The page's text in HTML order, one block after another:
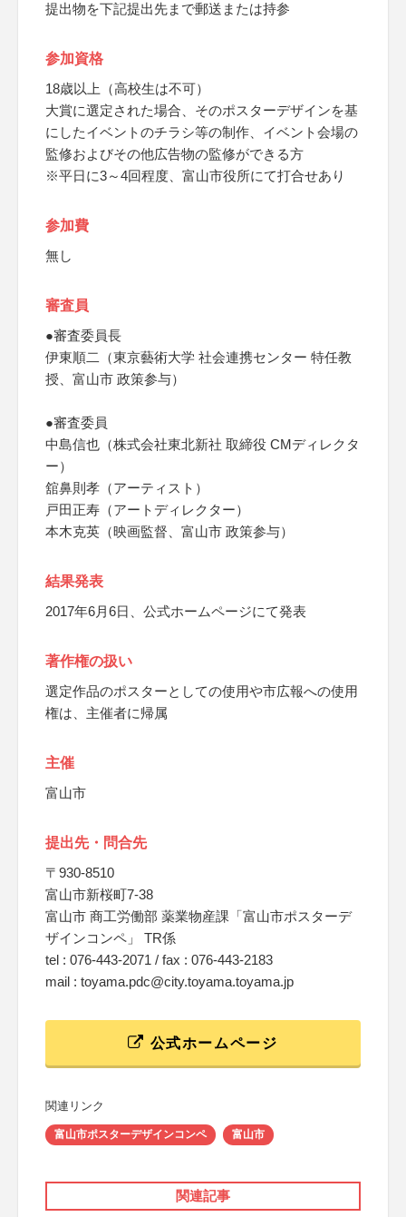
提出物を下記提出先まで郵送または持参
参加資格
18歳以上（高校生は不可）
大賞に選定された場合、そのポスターデザインを基
にしたイベントのチラシ等の制作、イベント会場の
監修およびその他広告物の監修ができる方
※平日に3～4回程度、富山市役所にて打合せあり
参加費
無し
審査員
●審査委員長
伊東順二（東京藝術大学 社会連携センター 特任教
授、富山市 政策参与）
●審査委員
中島信也（株式会社東北新社 取締役 CMディレクタ
ー）
舘鼻則孝（アーティスト）
戸田正寿（アートディレクター）
本木克英（映画監督、富山市 政策参与）
結果発表
2017年6月6日、公式ホームページにて発表
著作権の扱い
選定作品のポスターとしての使用や市広報への使用
権は、主催者に帰属
主催
富山市
提出先・問合先
〒930-8510
富山市新桜町7-38
富山市 商工労働部 薬業物産課「富山市ポスターデ
ザインコンペ」 TR係
tel : 076-443-2071 / fax : 076-443-2183
mail : toyama.pdc@city.toyama.toyama.jp
公式ホームページ
関連リンク
富山市ポスターデザインコンペ 富山市
関連記事